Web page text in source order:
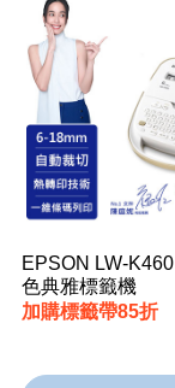
EPSON LW-
色典雅標籤機
加購標籤帶85折